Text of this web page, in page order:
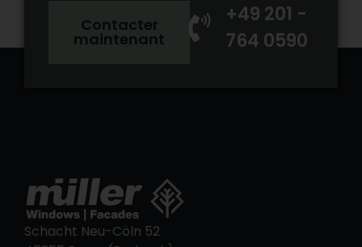
Contacter
maintenant
+49 201 -
764 0590
Schacht Neu-Cöln 52